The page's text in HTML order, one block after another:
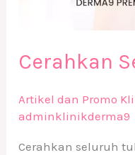
Cerahkan
Artikel dan Promo
adminklinikderma9
Cerahkan seluruh